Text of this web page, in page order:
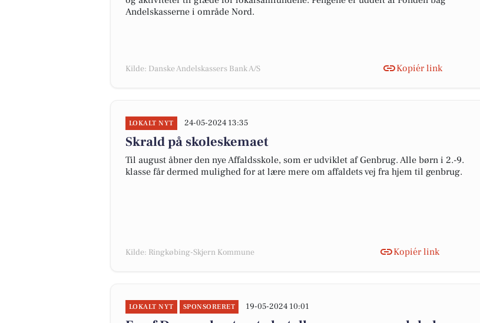
Andelskasserne i område Nord.
Kilde: Danske Andelskassers Bank A/S Kopiér link
LOKALT NYT 24-05-2024 13:35
Skrald på skoleskemaet
Til august åbner den nye Affaldsskole, som er udviklet af Genbrug. Alle børn i 2.-9.
klasse får dermed mulighed for at lære mere om affaldets vej fra hjem til genbrug.
Kilde: Ringkøbing-Skjern Kommune Kopiér link
LOKALT NYT SPONSORERET 19-05-2024 10:01